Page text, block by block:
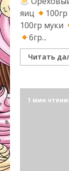
яиц
100гр муки
6гр...
Читать
1 мин